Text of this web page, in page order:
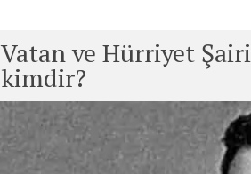
Vatan ve Hürriyet
kimdir?